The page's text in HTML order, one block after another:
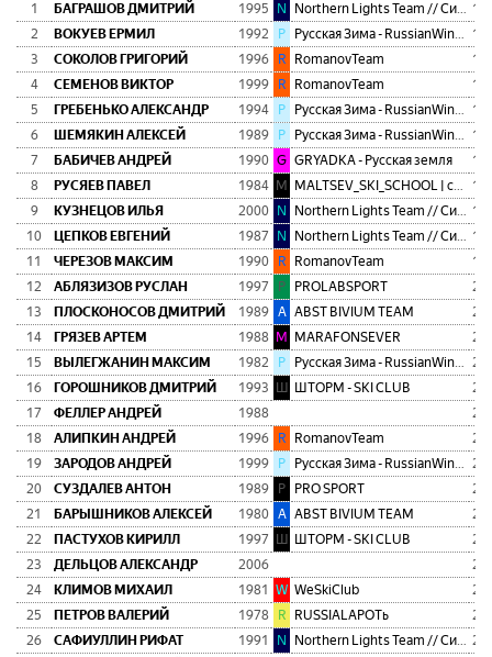
1 БАГРАШОВ ДМИТРИЙ 1995 N Northern Lights Team // Сияние Севера
2
ВОКУЕВ ЕРМИЛ 1992 Р Русская Зима - RussianWinterTeam
3
СОКОЛОВ ГРИГОРИЙ 1996 R RomanovTeam
4
СЕМЕНОВ ВИКТОР 1999 R RomanovTeam
5
ГРЕБЕНЬКО АЛЕКСАНДР 1994 Р Русская Зима - RussianWinterTeam
6
ШЕМЯКИН АЛЕКСЕЙ 1989 Р Русская Зима - RussianWinterTeam
7
БАБИЧЕВ АНДРЕЙ 1990 G GRYADKA - Русская земля
8
РУСЯЕВ ПАВЕЛ 1984 M MALTSEV_SKI_SCHOOL | спортивная школа
9
КУЗНЕЦОВ ИЛЬЯ 2000 N Northern Lights Team // Сияние Севера
10
ЦЕПКОВ ЕВГЕНИЙ 1987 N Northern Lights Team // Сияние Севера
11
ЧЕРЕЗОВ МАКСИМ 1990 R RomanovTeam
12
АБЛЯЗИЗОВ РУСЛАН 1997 P PROLABSPORT
13
ПЛОСКОНОСОВ ДМИТРИЙ 1989 A ABST BIVIUM TEAM
14
ГРЯЗЕВ АРТЕМ 1988 M MARAFONSEVER
15
ВЫЛЕГЖАНИН МАКСИМ 1982 Р Русская Зима - RussianWinterTeam
16
ГОРОШНИКОВ ДМИТРИЙ 1993 Ш ШТОРМ - SKI CLUB
17
ФЕЛЛЕР АНДРЕЙ 1988
18
АЛИПКИН АНДРЕЙ 1996 R RomanovTeam
19
ЗАРОДОВ АНДРЕЙ 1999 Р Русская Зима - RussianWinterTeam
20
СУЗДАЛЕВ АНТОН 1989 P PRO SPORT
21
БАРЫШНИКОВ АЛЕКСЕЙ 1980 A ABST BIVIUM TEAM
22
ПАСТУХОВ КИРИЛЛ 1997 Ш ШТОРМ - SKI CLUB
23
ДЕЛЬЦОВ АЛЕКСАНДР 2006
24
КЛИМОВ МИХАИЛ 1981 W WeSkiClub
25
ПЕТРОВ ВАЛЕРИЙ 1978 R RUSSIALAPOTь
26
САФИУЛЛИН РИФАТ 1991 N Northern Lights Team // Сияние Севера